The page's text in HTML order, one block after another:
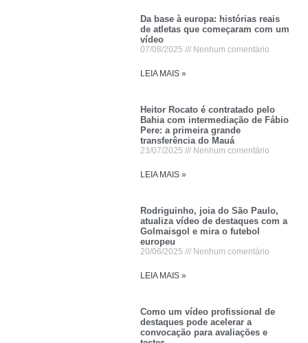
Da base à europa: histórias reais
de atletas que começaram com um
vídeo
07/08/2025 Nenhum comentário
LEIA MAIS »
Heitor Rocato é contratado pelo
Bahia com intermediação de Fábio
Pere: a primeira grande
transferência do Mauá
23/07/2025 Nenhum comentário
LEIA MAIS »
Rodriguinho, joia do São Paulo,
atualiza vídeo de destaques com a
Golmaisgol e mira o futebol
europeu
20/06/2025 Nenhum comentário
LEIA MAIS »
Como um vídeo profissional de
destaques pode acelerar a
convocação para avaliações e